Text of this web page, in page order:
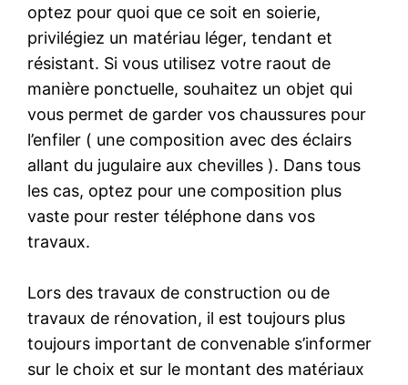
optez pour quoi que ce soit en soierie,
privilégiez un matériau léger, tendant et
résistant. Si vous utilisez votre raout de
manière ponctuelle, souhaitez un objet qui
vous permet de garder vos chaussures pour
l’enfiler ( une composition avec des éclairs
allant du jugulaire aux chevilles ). Dans tous
les cas, optez pour une composition plus
vaste pour rester téléphone dans vos
travaux.
Lors des travaux de construction ou de
travaux de rénovation, il est toujours plus
toujours important de convenable s’informer
sur le choix et sur le montant des matériaux